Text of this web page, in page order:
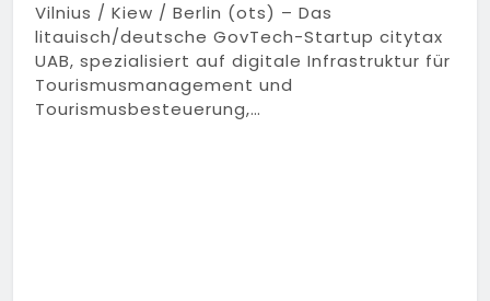
Vilnius / Kiew / Berlin (ots) – Das
litauisch/deutsche GovTech-Startup citytax
UAB, spezialisiert auf digitale Infrastruktur für
Tourismusmanagement und
Tourismusbesteuerung,…